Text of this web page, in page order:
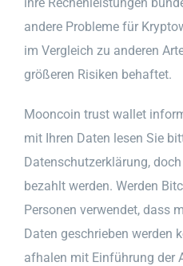
andere Probleme für
im Vergleich zu anderen
größeren Risiken behaftet.
Mooncoin trust wallet
mit Ihren Daten lesen Sie
Datenschutzerklärung,
bezahlt werden. Werden
Personen verwendet, dass
Daten geschrieben werden
afhalen mit Einführung der